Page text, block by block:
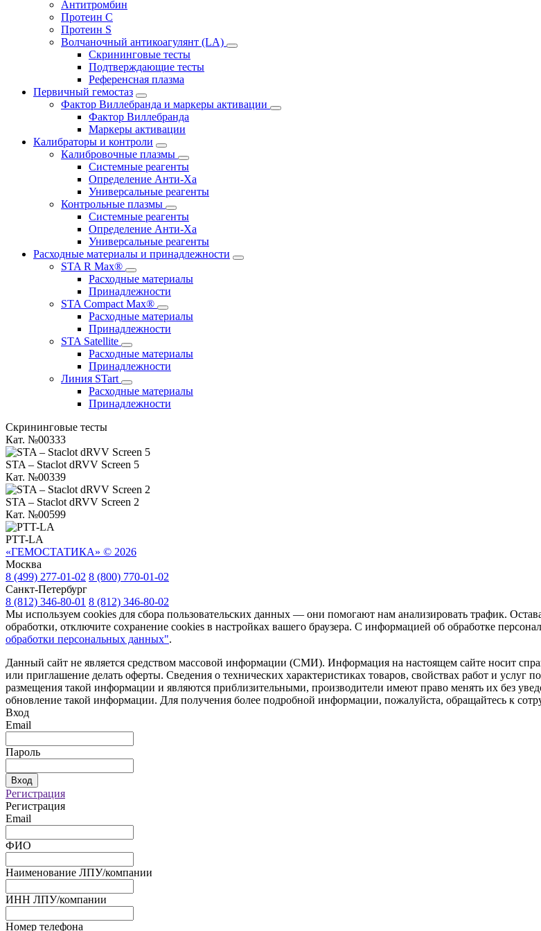
Антитромбин
Протеин С
Протеин S
Волчаночный антикоагулянт (LA)
Скрининговые тесты
Подтверждающие тесты
Референсная плазма
Первичный гемостаз
Фактор Виллебранда и маркеры активации
Фактор Виллебранда
Маркеры активации
Калибраторы и контроли
Калибровочные плазмы
Системные реагенты
Определение Анти-Ха
Универсальные реагенты
Контрольные плазмы
Системные реагенты
Определение Анти-Ха
Универсальные реагенты
Расходные материалы и принадлежности
STA R Max®
Расходные материалы
Принадлежности
STA Compact Max®
Расходные материалы
Принадлежности
STA Satellite
Расходные материалы
Принадлежности
Линия STart
Расходные материалы
Принадлежности
Скрининговые тесты
Кат. №00333
STA – Staclot dRVV Screen 5
Кат. №00339
STA – Staclot dRVV Screen 2
Кат. №00599
PTT-LA
«ГЕМОСТАТИКА» © 2026
Москва
8 (499) 277-01-02 8 (800) 770-01-02
Санкт-Петербург
8 (812) 346-80-01 8 (812) 346-80-02
Мы используем cookies для сбора пользовательских данных — они помогают нам анализировать трафик.
обработки, отключите сохранение cookies в настройках вашего браузера. С информацией об обработке
обработки персональных данных".
Данный сайт не является средством массовой информации (СМИ). Информация на настоящем сайте носит
или приглашение делать оферты. Сведения о технических характеристиках товаров, свойствах работ и услуг
размещения такой информации и являются приблизительными, производители имеют право менять их без
обновление такой информации. Для получения более подробной информации, пожалуйста, обращайтесь к
Вход
Email
Пароль
Вход
Регистрация
Регистрация
Email
ФИО
Наименование ЛПУ/компании
ИНН ЛПУ/компании
Номер телефона